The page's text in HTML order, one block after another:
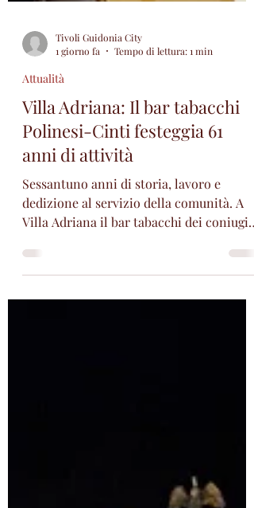
Tivoli Guidonia City
1 giorno fa
Tempo di lettura: 1 min
Villa Adriana: Il bar tabacchi
Polinesi-Cinti festeggia 61
anni di attività
Sessantuno anni di storia, lavoro e
dedizione al servizio della comunità. A
festa insieme ai titolari, rendendo